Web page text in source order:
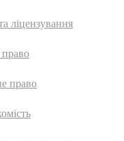
лiцензування
право
право